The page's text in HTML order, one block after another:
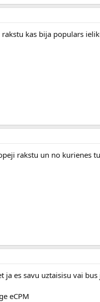
kas bija populars
rakstu un no kurienes
es savu uztaisisu vai bus
eCPM